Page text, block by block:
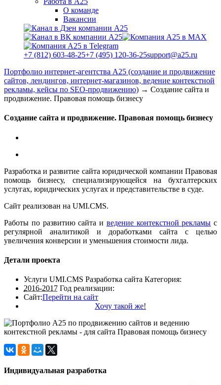
О команде
Вакансии
+7 (812) 603-48-25+7 (495) 120-36-25support@a25.ru
Портфолио интернет-агентства А25 (создание и продвижение
сайтов, лендингов, интернет-магазинов, ведение контекстной
рекламы, кейсы по SEO-продвижению) → Создание сайта и
продвижение. Правовая помощь бизнесу
Создание сайта и продвижение. Правовая помощь бизнесу
Разработка и развитие сайта юридической компании Правовая
помощь бизнесу, специализирующейся на бухгалтерских
услугах, юридических услугах и представительстве в суде.
Сайт реализован на UMI.CMS.
Работы по развитию сайта и ведение контекстной рекламы с
регулярной аналитикой и доработками сайта с целью
увеличения конверсии и уменьшения стоимости лида.
Детали проекта
Услуги UMI.CMS Разработка сайта Категория:
2016-2017 Год реализации:
Сайт:Перейти на сайт
Хочу такой же!
Индивидуальная разработка